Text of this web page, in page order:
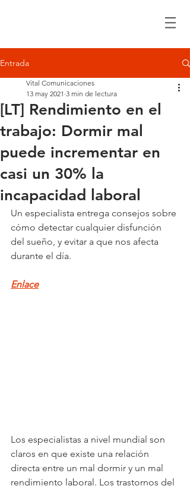
Entrada
[LT] Rendimiento en el
trabajo: Dormir mal
puede incrementar en
casi un 30% la
incapacidad laboral
Vital Comunicaciones
13 may 2021 3 min de lectura
Un especialista entrega consejos sobre
cómo detectar cualquier disfunción
del sueño, y evitar a que nos afecta
durante el día.
Enlace
Los especialistas a nivel mundial son
claros en que existe una relación
directa entre un mal dormir y un mal
rendimiento laboral. Los trastornos del